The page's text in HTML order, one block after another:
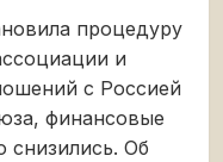
процедуру
и
с Россией
финансовые
снизились. Об